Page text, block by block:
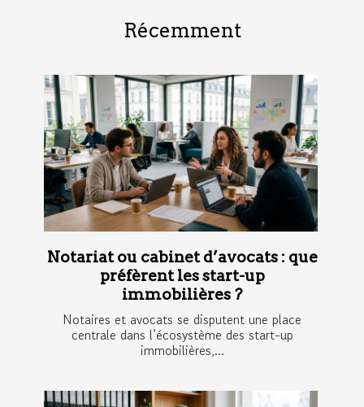
Récemment
Notariat ou cabinet d’avocats : que
préfèrent les start-up
immobilières ?
Notaires et avocats se disputent une place
centrale dans l’écosystème des start-up
immobilières,...